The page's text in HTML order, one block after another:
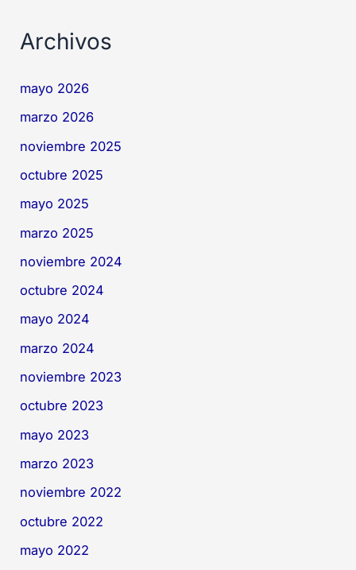
Archivos
mayo 2026
marzo 2026
noviembre 2025
octubre 2025
mayo 2025
marzo 2025
noviembre 2024
octubre 2024
mayo 2024
marzo 2024
noviembre 2023
octubre 2023
mayo 2023
marzo 2023
noviembre 2022
octubre 2022
mayo 2022